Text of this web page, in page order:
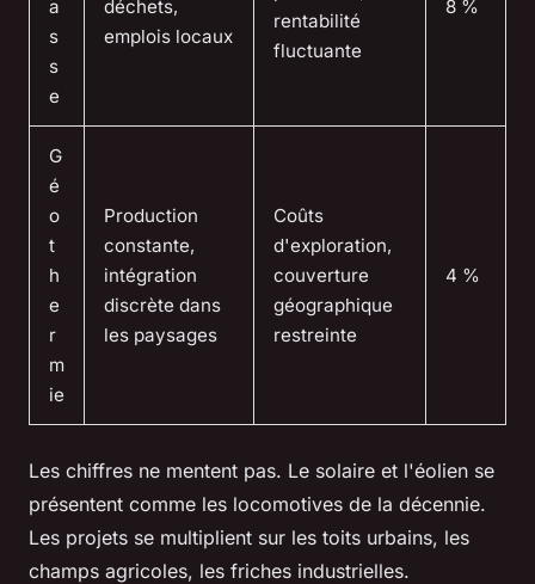
a
s
s
e
déchets,
emplois locaux
rentabilité
fluctuante
8 %
G
é
o
t
h
e
r
m
ie
Production
constante,
intégration
discrète dans
les paysages
Coûts
d'exploration,
couverture
géographique
restreinte
4 %
Les chiffres ne mentent pas. Le solaire et l'éolien se
présentent comme les locomotives de la décennie.
Les projets se multiplient sur les toits urbains, les
champs agricoles, les friches industrielles.